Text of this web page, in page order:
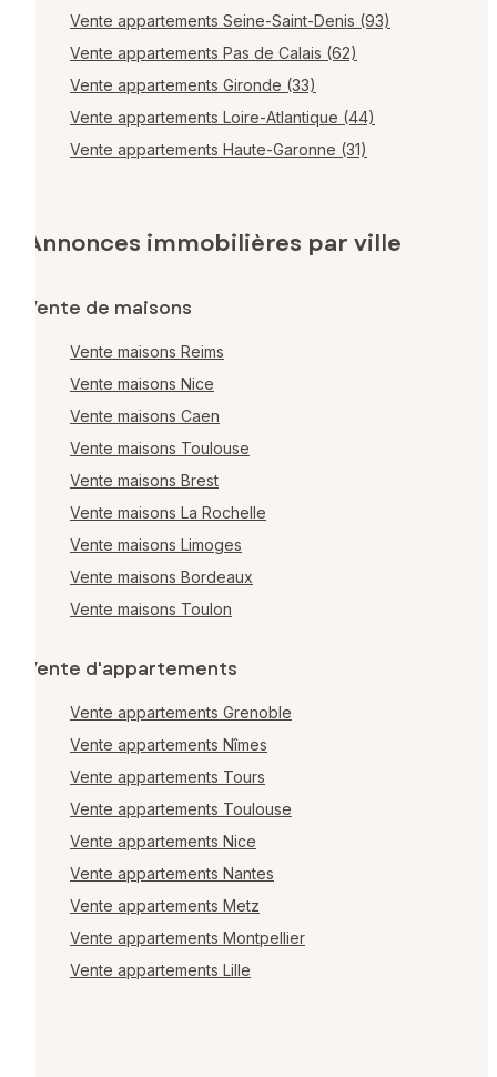
Vente appartements Seine-Saint-Denis (93)
Vente appartements Pas de Calais (62)
Vente appartements Gironde (33)
Vente appartements Loire-Atlantique (44)
Vente appartements Haute-Garonne (31)
Annonces immobilières par ville
Vente de maisons
Vente maisons Reims
Vente maisons Nice
Vente maisons Caen
Vente maisons Toulouse
Vente maisons Brest
Vente maisons La Rochelle
Vente maisons Limoges
Vente maisons Bordeaux
Vente maisons Toulon
Vente d'appartements
Vente appartements Grenoble
Vente appartements Nîmes
Vente appartements Tours
Vente appartements Toulouse
Vente appartements Nice
Vente appartements Nantes
Vente appartements Metz
Vente appartements Montpellier
Vente appartements Lille